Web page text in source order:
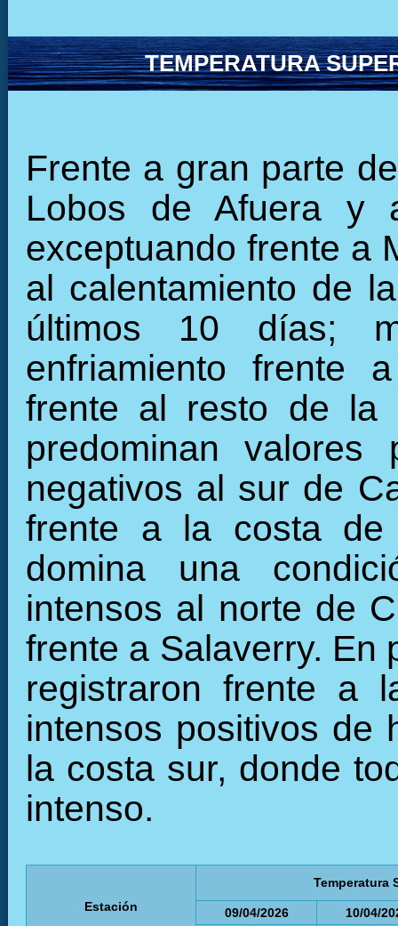
TEMPERATURA
Frente a gran parte
Lobos de Afuera y
exceptuando frente a
al calentamiento de
últimos 10 días;
enfriamiento frente
frente al resto de la
predominan
negativos al sur de
frente a la costa de
domina una
intensos al norte de
frente a Salaverry. En
registraron frente a
intensos positivos de
la costa sur, donde
intenso.
Estación
Temperatura
09/04/2026 10/04/